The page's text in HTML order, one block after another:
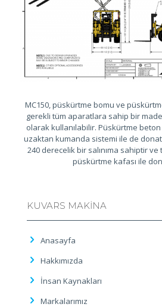
MC150, püskürtme bomu ve
gerekli tüm aparatlara sahip bir
olarak kullanılabilir. Püskürtme
uzaktan kumanda sistemi ile de
240 derecelik bir salınıma sahiptir
püskürtme kafası ile
KUVARS MAKİNA
Anasayfa
Hakkımızda
İnsan Kaynakları
Markalarımız